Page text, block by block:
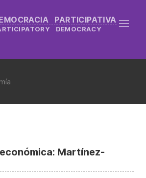
PARTICIPATIVA
DEMOCRACY
Martínez-